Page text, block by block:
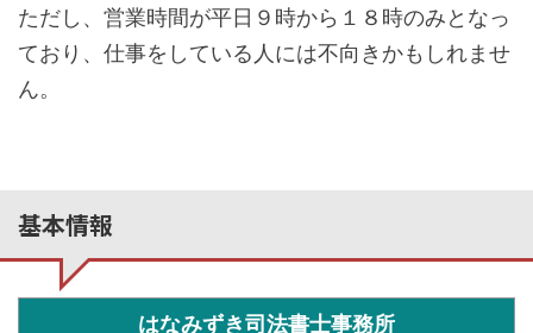
ただし、営業時間が平日９時から１８時のみとなっ
ており、仕事をしている人には不向きかもしれませ
ん。
基本情報
はなみずき司法書士事務所